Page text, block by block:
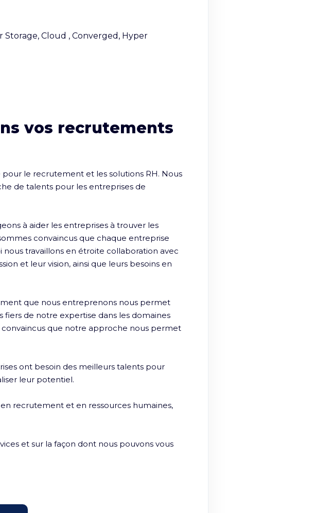
Cloud , Converged, Hyper
vos recrutements
le recrutement et les solutions RH. Nous
de talents pour les entreprises de
à aider les entreprises à trouver les
convaincus que chaque entreprise
travaillons en étroite collaboration avec
et leur vision, ainsi que leurs besoins en
que nous entreprenons nous permet
fiers de notre expertise dans les domaines
que notre approche nous permet
ont besoin des meilleurs talents pour
leur potentiel.
recrutement et en ressources humaines,
et sur la façon dont nous pouvons vous